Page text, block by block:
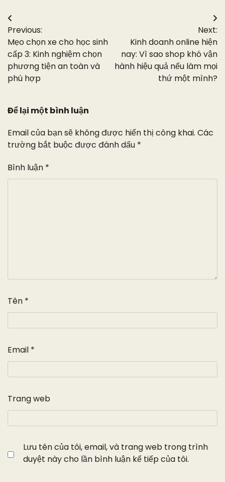
Điều
hướng
bài
viết
Previous:
Mẹo chọn xe cho học sinh
cấp 3: Kinh nghiệm chọn
phương tiện an toàn và
phù hợp
Next:
Kinh doanh online hiện
nay: Vì sao shop khó vận
hành hiệu quả nếu làm mọi
thứ một mình?
Để lại một bình luận
Email của bạn sẽ không được hiển thị công khai. Các
trường bắt buộc được đánh dấu *
Bình luận *
Tên *
Email *
Trang web
Lưu tên của tôi, email, và trang web trong trình
duyệt này cho lần bình luận kế tiếp của tôi.